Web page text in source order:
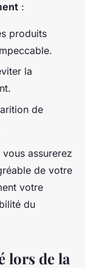
:
produits
la
de
vous assurerez
de votre
votre
du
lors de la